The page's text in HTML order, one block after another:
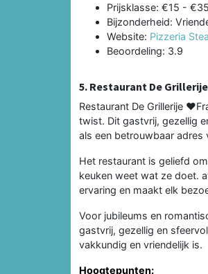
Prijsklasse: €15 - €35
Bijzonderheid:
Website: Pizzeria
Beoordeling: 3.9
5. Restaurant De
Restaurant De Grillerije
twist. Dit gastvrij, gezellig
als een betrouwbaar adres
Het restaurant is geliefd
keuken weet wat ze doet.
ervaring en maakt elk
Voor jubileums en
gastvrij, gezellig en
vakkundig en vriendelijk is.
Hoogtepunten: